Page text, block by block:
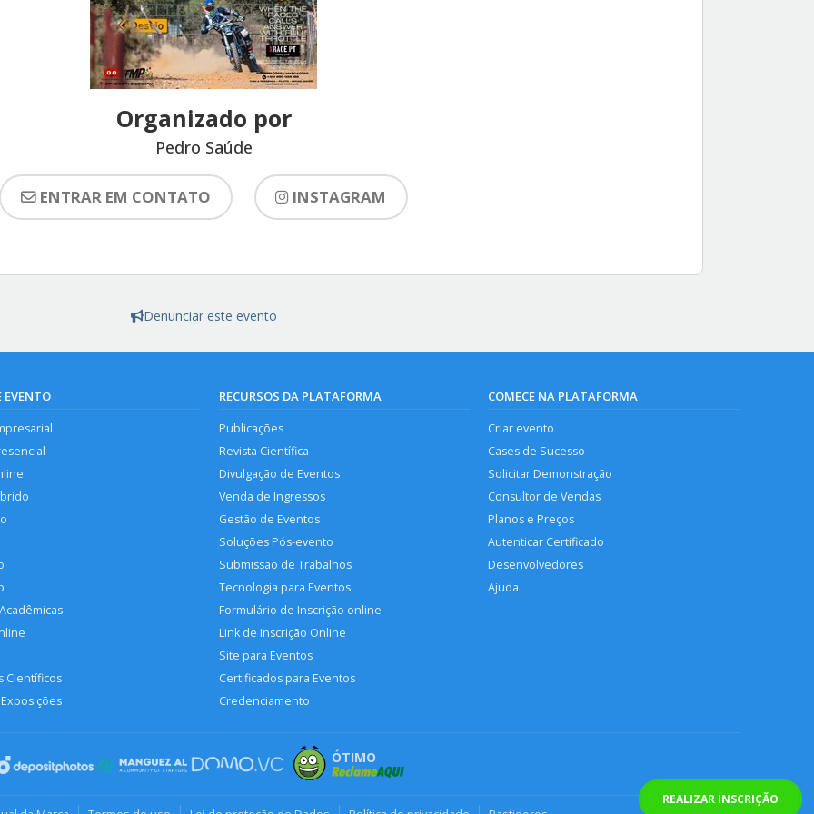
REALIZAR INSCRIÇÃO
Organizado por
Pedro Saúde
ENTRAR EM CONTATO INSTAGRAM
Denunciar este evento
EVENTO
Científicos
RECURSOS DA PLATAFORMA
Publicações
Revista Científica
Divulgação de Eventos
Venda de Ingressos
Gestão de Eventos
Soluções Pós-evento
Submissão de Trabalhos
Tecnologia para Eventos
Formulário de Inscrição online
Link de Inscrição Online
Site para Eventos
Certificados para Eventos
Credenciamento
COMECE NA PLATAFORMA
Criar evento
Cases de Sucesso
Solicitar Demonstração
Consultor de Vendas
Planos e Preços
Autenticar Certificado
Desenvolvedores
Ajuda
ÓTIMO